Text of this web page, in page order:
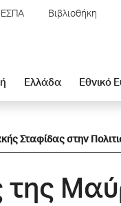
Βιβλιοθήκη
Ελλάδα Εθνικό
Σταφίδας στην
της